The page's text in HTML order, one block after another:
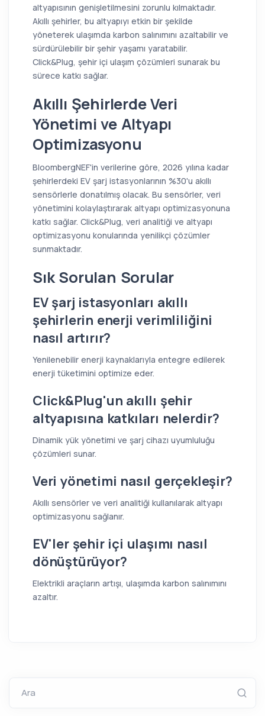
altyapısının genişletilmesini zorunlu kılmaktadır.
Akıllı şehirler, bu altyapıyı etkin bir şekilde
yöneterek ulaşımda karbon salınımını azaltabilir ve
sürdürülebilir bir şehir yaşamı yaratabilir.
Click&Plug, şehir içi ulaşım çözümleri sunarak bu
sürece katkı sağlar.
Akıllı Şehirlerde Veri
Yönetimi ve Altyapı
Optimizasyonu
BloombergNEF'in verilerine göre, 2026 yılına kadar
şehirlerdeki EV şarj istasyonlarının %30'u akıllı
sensörlerle donatılmış olacak. Bu sensörler, veri
yönetimini kolaylaştırarak altyapı optimizasyonuna
katkı sağlar. Click&Plug, veri analitiği ve altyapı
optimizasyonu konularında yenilikçi çözümler
sunmaktadır.
Sık Sorulan Sorular
EV şarj istasyonları akıllı
şehirlerin enerji verimliliğini
nasıl artırır?
Yenilenebilir enerji kaynaklarıyla entegre edilerek
enerji tüketimini optimize eder.
Click&Plug'un akıllı şehir
altyapısına katkıları nelerdir?
Dinamik yük yönetimi ve şarj cihazı uyumluluğu
çözümleri sunar.
Veri yönetimi nasıl gerçekleşir?
Akıllı sensörler ve veri analitiği kullanılarak altyapı
optimizasyonu sağlanır.
EV'ler şehir içi ulaşımı nasıl
dönüştürüyor?
Elektrikli araçların artışı, ulaşımda karbon salınımını
azaltır.
Ara